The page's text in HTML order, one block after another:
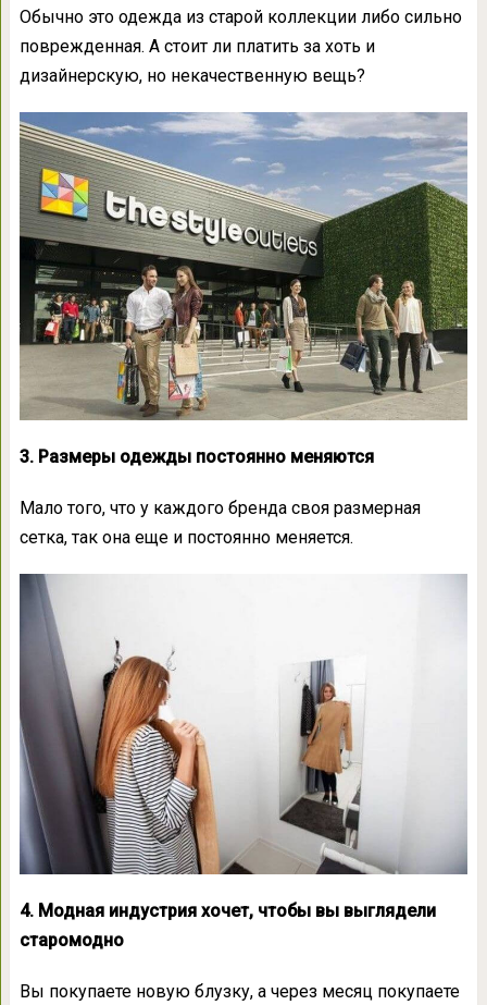
Обычно это одежда из старой коллекции либо сильно
поврежденная. А стоит ли платить за хоть и
дизайнерскую, но некачественную вещь?
3. Размеры одежды постоянно меняются
Мало того, что у каждого бренда своя размерная
сетка, так она еще и постоянно меняется.
4. Модная индустрия хочет, чтобы вы выглядели
старомодно
Вы покупаете новую блузку, а через месяц покупаете